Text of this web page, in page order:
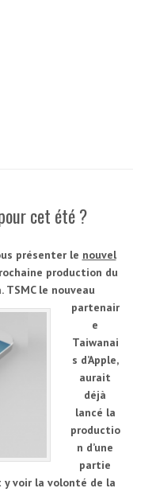
cet été ?
présenter le nouvel
production du
TSMC le nouveau
partenair
e
Taiwanai
s d’Apple,
aurait
déjà
lancé la
productio
n d’une
partie
y voir la volonté de la